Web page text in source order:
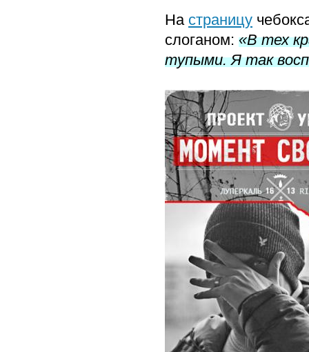
На страницу
слоганом: «В тех
тупыми. Я так